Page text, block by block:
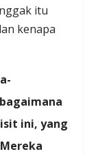
itu
kenapa
ini, yang